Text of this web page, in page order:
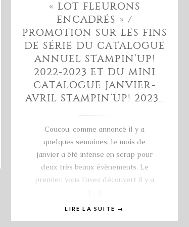
« LOT FLEURONS
ENCADRÉS » /
PROMOTION SUR LES FINS
DE SÉRIE DU CATALOGUE
ANNUEL STAMPIN’UP!
2022-2023 ET DU MINI
CATALOGUE JANVIER-
AVRIL STAMPIN’UP! 2023…
Coucou, comme annoncé il y a
quelques semaines, le mois de
janvier a été intense en scrap pour
deux très beaux évènements. Le
premier, vous l’avez découvert il y a
LIRE LA SUITE →